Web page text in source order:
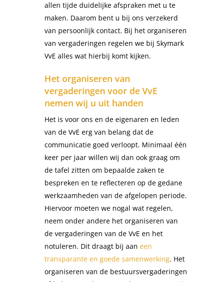
allen tijde duidelijke afspraken met u te
maken. Daarom bent u bij ons verzekerd
van persoonlijk contact. Bij het organiseren
van vergaderingen regelen we bij Skymark
VvE alles wat hierbij komt kijken.
Het organiseren van
vergaderingen voor de VvE
nemen wij u uit handen
Het is voor ons en de eigenaren en leden
van de VvE erg van belang dat de
communicatie goed verloopt. Minimaal één
keer per jaar willen wij dan ook graag om
de tafel zitten om bepaalde zaken te
bespreken en te reflecteren op de gedane
werkzaamheden van de afgelopen periode.
Hiervoor moeten we nogal wat regelen,
neem onder andere het organiseren van
de vergaderingen van de VvE en het
notuleren. Dit draagt bij aan een
transparante en goede samenwerking. Het
organiseren van de bestuursvergaderingen